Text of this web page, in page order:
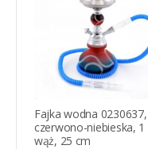
Fajka wodna 0230637,
czerwono-niebieska, 1
wąż, 25 cm